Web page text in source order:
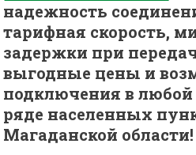
надежность
тарифная скорость,
задержки при
выгодные цены и
подключения в любой
ряде населенных
Магаданской области!